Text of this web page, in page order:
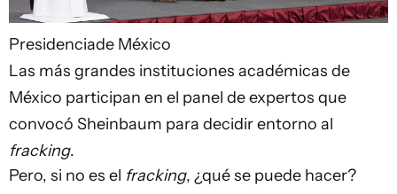
Presidenciade México
Las más grandes instituciones académicas de
México participan en el panel de expertos que
convocó Sheinbaum para decidir entorno al
fracking.
Pero, si no es el fracking, ¿qué se puede hacer?